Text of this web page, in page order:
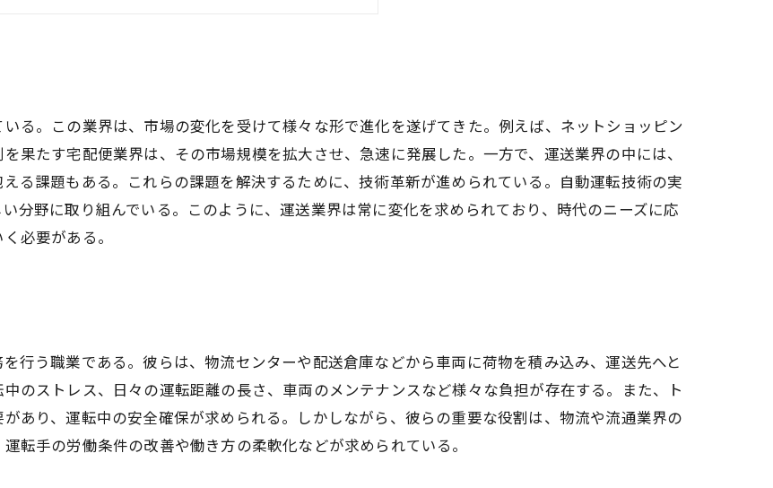
る。この業界は、市場の変化を受けて様々な形で進化を遂げてきた。例えば、ネットショッピン
果たす宅配便業界は、その市場規模を拡大させ、急速に発展した。一方で、運送業界の中には、
る課題もある。これらの課題を解決するために、技術革新が進められている。自動運転技術の実
分野に取り組んでいる。このように、運送業界は常に変化を求められており、時代のニーズに応
必要がある。
行う職業である。彼らは、物流センターや配送倉庫などから車両に荷物を積み込み、運送先へと
のストレス、日々の運転距離の長さ、車両のメンテナンスなど様々な負担が存在する。また、ト
あり、運転中の安全確保が求められる。しかしながら、彼らの重要な役割は、物流や流通業界の
転手の労働条件の改善や働き方の柔軟化などが求められている。